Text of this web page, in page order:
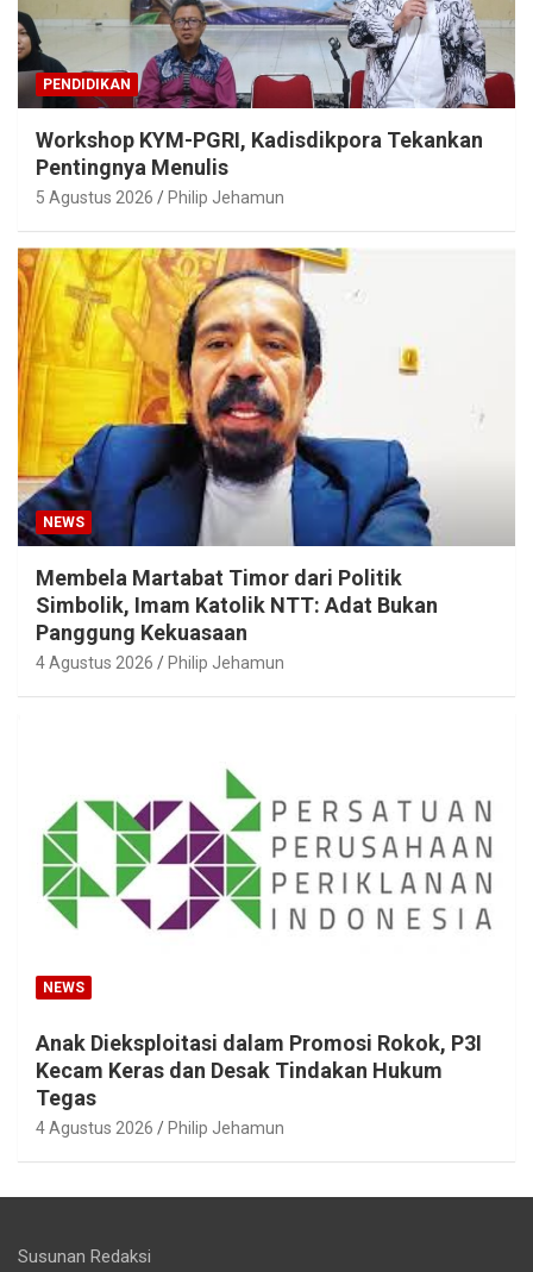
PENDIDIKAN
Workshop KYM-PGRI, Kadisdikpora Tekankan
Pentingnya Menulis
5 Agustus 2026 Philip Jehamun
NEWS
Membela Martabat Timor dari Politik
Simbolik, Imam Katolik NTT: Adat Bukan
Panggung Kekuasaan
4 Agustus 2026 Philip Jehamun
NEWS
Anak Dieksploitasi dalam Promosi Rokok, P3I
Kecam Keras dan Desak Tindakan Hukum
Tegas
4 Agustus 2026 Philip Jehamun
Susunan Redaksi